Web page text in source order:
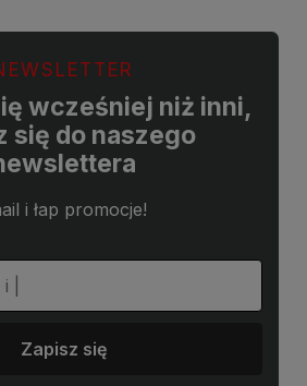
wcześniej niż inni,
się do naszego
i łap promocje!
Zapisz się